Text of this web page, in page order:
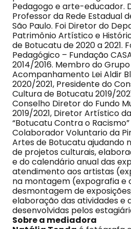
Pedagogo e arte-educador.
Professor da Rede Estadual
São Paulo. Foi Diretor do
Patrimônio Artístico e
de Botucatu de 2020 a 2021.
Pedagógico – Fundação
2014/2016. Membro do
Acompanhamento Lei Aldir
2020/2021, Presidente do
Cultura de Botucatu 2019/
Conselho Diretor do Fundo
2019/2021, Diretor Artístico
“Botucatu Contra o
Colaborador Voluntario da
Artes de Botucatu ajudando
de projetos culturais,
e do calendário anual das
atendimento aos artistas
na montagem (expografia e
desmontagem de
elaboração das atividades e
desenvolvidas pelos
Sobre a mediadora